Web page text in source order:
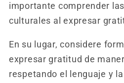
importante comprender
culturales al expresar
En su lugar, considere
expresar gratitud de
respetando el lenguaje y